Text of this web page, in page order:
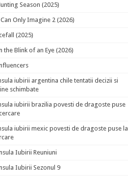
Season (2025)
Only Imagine 2 (2026)
(2025)
the Blink of an Eye (2026)
iubirii argentina chile tentatii decizii si
schimbate
iubirii brazilia povesti de dragoste puse
iubirii mexic povesti de dragoste puse la
Iubirii Reuniuni
Iubirii Sezonul 9